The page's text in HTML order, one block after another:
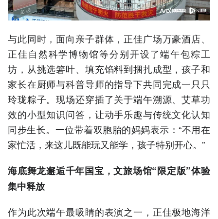
与此同时，面向亲子群体，正佳广场万豪酒店、
正佳自然科学博物馆等分别开设了端午包粽工
坊，从挑选箬叶、填充馅料到捆扎成型，孩子和
家长在厨师与科普导师的指导下共同完成一只只
玲珑粽子。现场还穿插了关于端午溯源、艾草功
效的小型知识问答，让动手乐趣与传统文化认知
同步生长。一位带着双胞胎的妈妈表示：“不用在
家忙活，来这儿既能玩又能学，孩子特别开心。”
海底舞龙邂逅千年国宝，文旅场馆“限定版”体验
集中释放
作为此次端午最吸睛的表演之一，正佳极地海洋